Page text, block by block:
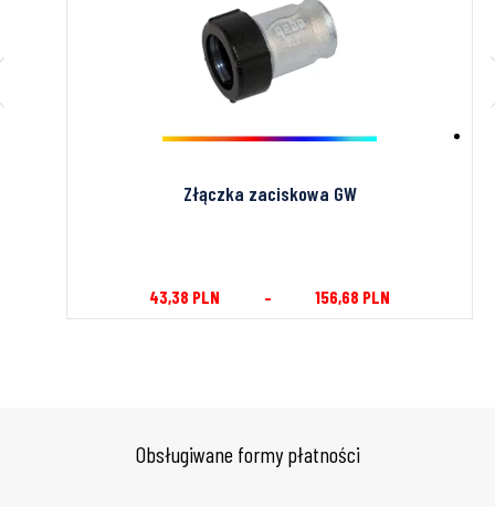
Złączka zaciskowa GW
43,38 PLN – 156,68 PLN
Obsługiwane formy płatności